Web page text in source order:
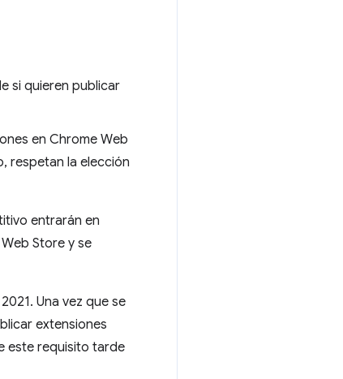
si quieren publicar
en Chrome Web
respetan la elección
entrarán en
Store y se
Una vez que se
extensiones
este requisito tarde